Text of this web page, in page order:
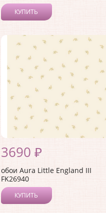
КУПИТЬ
3690 ₽
обои Aura Little England III
FK26940
КУПИТЬ